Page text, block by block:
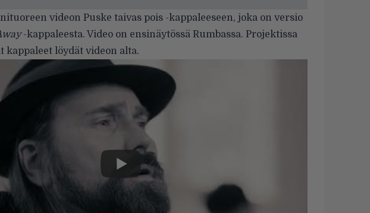
videon Puske taivas pois -kappaleeseen, joka on versio
-kappaleesta. Video on ensinäytössä Rumbassa. Projektissa
kappaleet löydät videon alta.